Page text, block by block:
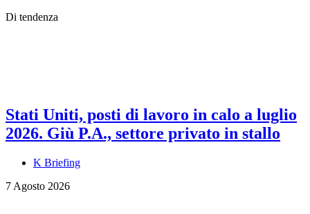
Di tendenza
Stati Uniti, posti di lavoro in calo a luglio
2026. Giù P.A., settore privato in stallo
K Briefing
7 Agosto 2026